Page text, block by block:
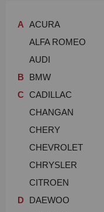
A ACURA
ALFA ROMEO
AUDI
B
BMW
C CADILLAC
CHANGAN
CHERY
CHEVROLET
CHRYSLER
CITROEN
D
DAEWOO